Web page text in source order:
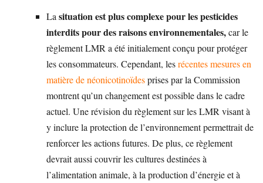
La situation est plus complexe pour les pesticides
interdits pour des raisons environnementales,car le
règlement LMR a été initialement conçu pour protéger
les consommateurs. Cependant, lesrécentes mesures en
matière de néonicotinoïdesprises par la Commission
montrent qu’un changement est possible dans le cadre
actuel. Une révision du règlement sur les LMR visant à
y inclure la protection de l’environnement permettrait de
renforcer les actions futures. De plus, ce règlement
devrait aussi couvrir les cultures destinées à
l’alimentation animale, à la production d’énergie et à